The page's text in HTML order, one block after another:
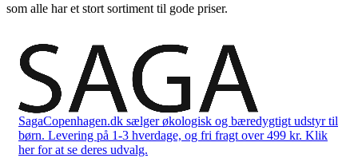
som alle har et stort sortiment til gode priser.
SagaCopenhagen.dk sælger økologisk og bæredygtigt udstyr til
børn. Levering på 1-3 hverdage, og fri fragt over 499 kr. Klik
her for at se deres udvalg.